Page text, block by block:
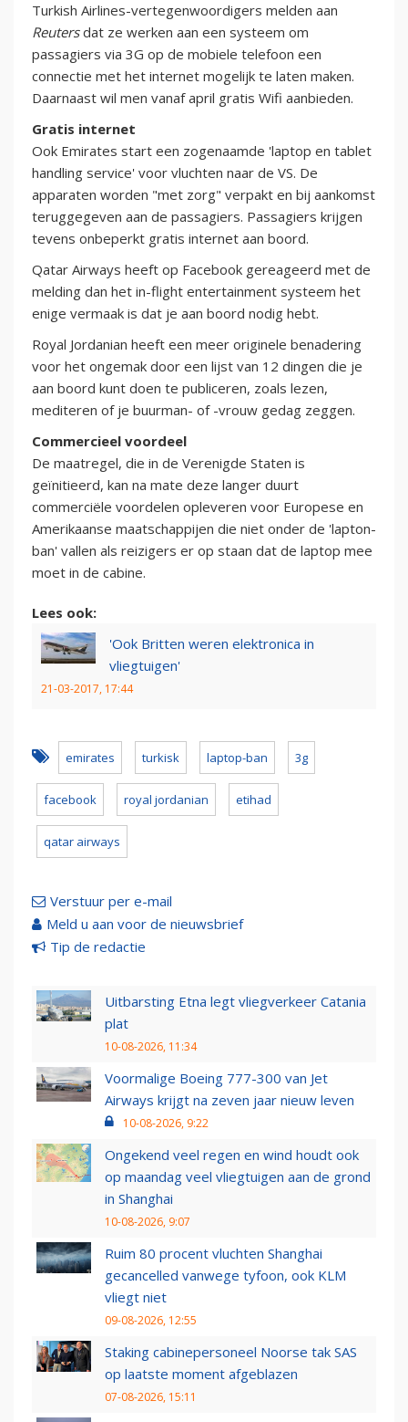
Turkish Airlines-vertegenwoordigers melden aan
Reutersdat ze werken aan een systeem om
passagiers via 3G op de mobiele telefoon een
connectie met het internet mogelijk te laten maken.
Daarnaast wil men vanaf april gratis Wifi aanbieden.
Gratis internet
Ook Emirates start een zogenaamde 'laptop en tablet
handling service' voor vluchten naar de VS. De
apparaten worden "met zorg" verpakt en bij aankomst
teruggegeven aan de passagiers. Passagiers krijgen
tevens onbeperkt gratis internet aan boord.
Qatar Airways heeft op Facebook gereageerd met de
melding dan het in-flight entertainment systeem het
enige vermaak is dat je aan boord nodig hebt.
Royal Jordanian heeft een meer originele benadering
voor het ongemak door een lijst van 12 dingen die je
aan boord kunt doen te publiceren, zoals lezen,
mediteren of je buurman- of -vrouw gedag zeggen.
Commercieel voordeel
De maatregel, die in de Verenigde Staten is
geïnitieerd, kan na mate deze langer duurt
commerciële voordelen opleveren voor Europese en
Amerikaanse maatschappijen die niet onder de 'lapton-
ban' vallen als reizigers er op staan dat de laptop mee
moet in de cabine.
Lees ook:
'Ook Britten weren elektronica in
vliegtuigen'
21-03-2017, 17:44
emirates turkisk laptop-ban 3g
facebook royal jordanian etihad
qatar airways
Verstuur per e-mail
Meld u aan voor de nieuwsbrief
Tip de redactie
Uitbarsting Etna legt vliegverkeer Catania
plat
10-08-2026, 11:34
Voormalige Boeing 777-300 van Jet
Airways krijgt na zeven jaar nieuw leven
10-08-2026, 9:22
Ongekend veel regen en wind houdt ook
op maandag veel vliegtuigen aan de grond
in Shanghai
10-08-2026, 9:07
Ruim 80 procent vluchten Shanghai
gecancelled vanwege tyfoon, ook KLM
vliegt niet
09-08-2026, 12:55
Staking cabinepersoneel Noorse tak SAS
op laatste moment afgeblazen
07-08-2026, 15:11